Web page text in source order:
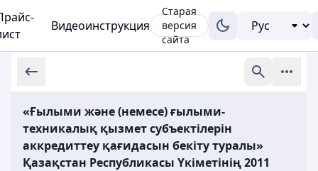
Видеоинструкция
Старая
версия
сайта
«Ғылыми және (немесе) ғылыми-
техникалық қызмет субъектілерін
аккредиттеу қағидасын бекіту туралы»
Қазақстан Республикасы Үкіметінің 2011